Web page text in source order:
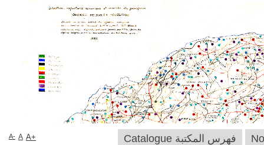
Catalogue فهرس المكتبة A- A A+